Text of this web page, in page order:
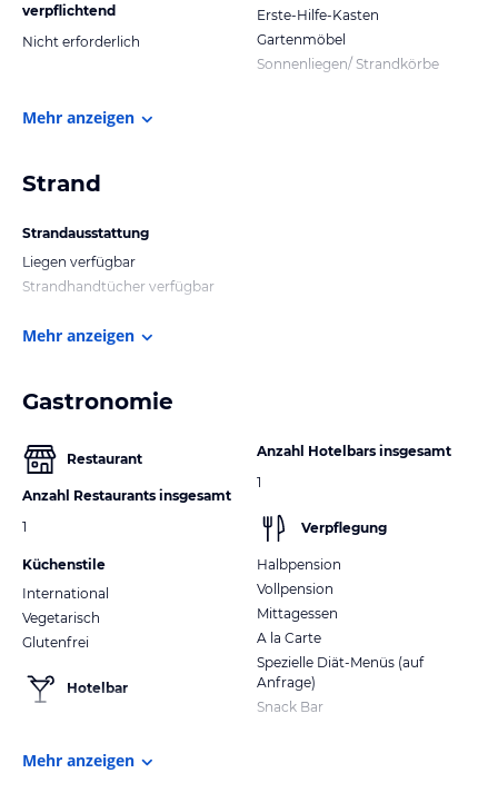
verpflichtend
Nicht erforderlich
Erste-Hilfe-Kasten
Gartenmöbel
Sonnenliegen/ Strandkörbe
Mehr anzeigen
Strand
Strandausstattung
Liegen verfügbar
Strandhandtücher verfügbar
Mehr anzeigen
Gastronomie
Restaurant
Anzahl Restaurants insgesamt
1
Küchenstile
International
Vegetarisch
Glutenfrei
Hotelbar
Anzahl Hotelbars insgesamt
1
Verpflegung
Halbpension
Vollpension
Mittagessen
A la Carte
Spezielle Diät-Menüs (auf
Anfrage)
Snack Bar
Mehr anzeigen